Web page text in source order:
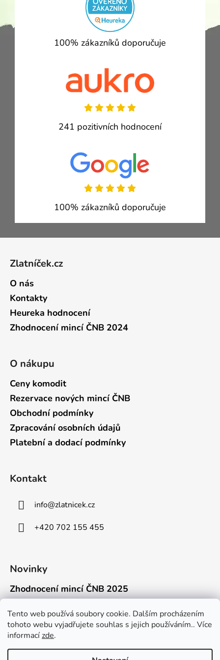
Tento web používá soubory cookie. Dalším procházením
tohoto webu vyjadřujete souhlas s jejich používáním.. Více
informacízde.
100% zákazníků doporučuje
241 pozitivních hodnocení
100% zákazníků doporučuje
Zlatníček.cz
O nás
Kontakty
Heureka hodnocení
Zhodnocení mincí ČNB 2024
O nákupu
Ceny komodit
Rezervace nových mincí ČNB
Obchodní podmínky
Zpracování osobních údajů
Platební a dodací podmínky
Kontakt
info@zlatnicek.cz
+420 702 155 455
Novinky
Zhodnocení mincí ČNB 2025
Připravili jsme pro vás jednoduchý a př...
Mýty o přepravě zlatých mincí mimo EU
Kdo někdy držel v ruce zlatou minci Wie...